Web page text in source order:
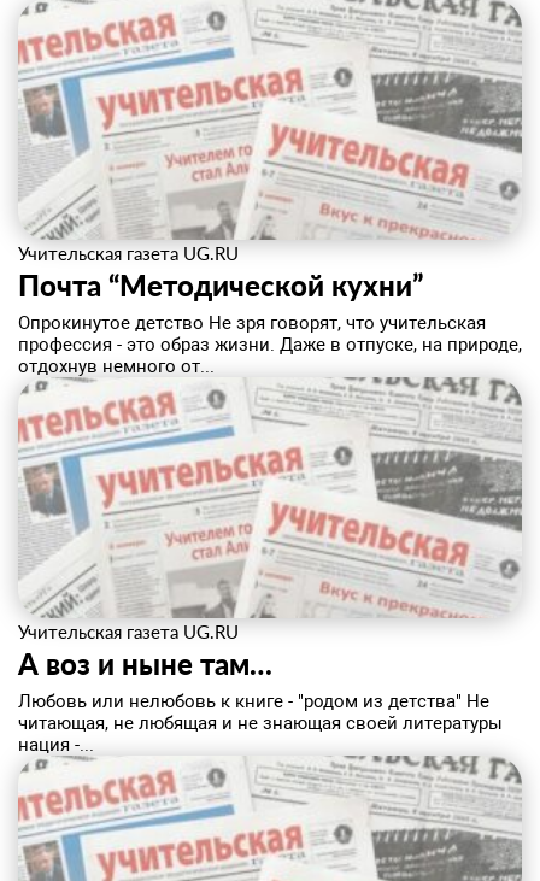
Учительская газета UG.RU
Почта “Методической кухни”
Опрокинутое детство Hе зря говорят, что учительская
профессия - это образ жизни. Даже в отпуске, на природе,
отдохнув немного от...
Учительская газета UG.RU
А воз и ныне там…
Любовь или нелюбовь к книге - "родом из детства" Не
читающая, не любящая и не знающая своей литературы
нация -...